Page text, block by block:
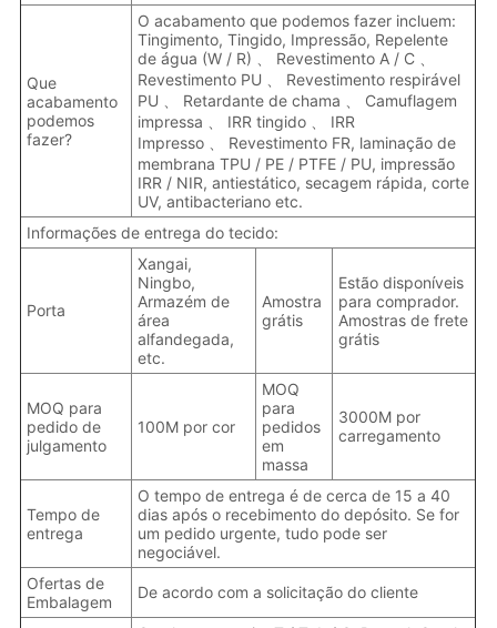
Que
acabamento
podemos
fazer?
O acabamento que podemos fazer incluem:
Tingimento, Tingido, Impressão, Repelente
de água (W / R) 、 Revestimento A / C 、
Revestimento PU 、 Revestimento respirável
PU 、 Retardante de chama 、 Camuflagem
impressa 、 IRR tingido 、 IRR
Impresso 、 Revestimento FR, laminação de
membrana TPU / PE / PTFE / PU, impressão
IRR / NIR, antiestático, secagem rápida, corte
UV, antibacteriano etc.
Informações de entrega do tecido:
Porta
Xangai,
Ningbo,
Armazém de
área
alfandegada,
etc.
Amostra
grátis
Estão disponíveis
para comprador.
Amostras de frete
grátis
MOQ para
pedido de
julgamento
100M por cor
MOQ
para
pedidos
em
massa
3000M por
carregamento
Tempo de
entrega
O tempo de entrega é de cerca de 15 a 40
dias após o recebimento do depósito. Se for
um pedido urgente, tudo pode ser
negociável.
Ofertas de
Embalagem
De acordo com a solicitação do cliente